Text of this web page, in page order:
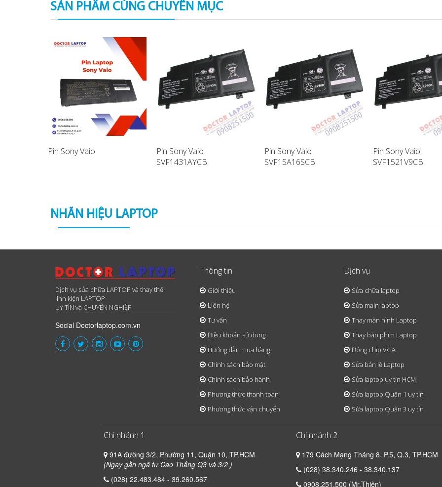
SẢN PHẨM CÙNG CHUYÊN MỤC
Pin Sony Vaio
Pin Sony Vaio
SVF1431AYCB
Pin Sony Vaio
SVF15A16SCB
Pin Sony Vaio
SVF1521V9CB
NHÃN HIỆU LAPTOP
Dịch vụ sửa chữa LAPTOP và thay thế
linh kiện LAPTOP
UY TÍN và CHUYÊN NGHIỆP
Social Doctorlaptop.com.vn
Thông tin
Giới thiệu
Liên hệ
Tư vấn
Điều khoản sử dụng
Hướng dẫn mua hàng
Chính sách bảo mật
Chính sách bảo hành
Phương thức thanh toán
Phương thức vận chuyển
Dịch vụ
Sửa chữa laptop
Sửa main laptop
Thay màn hình Laptop
Thay bàn phím Laptop
Đóng chip VGA
Sửa bản lề Laptop
Sửa laptop uy tín HCM
Sửa laptop Quận 1 uy tín
Sửa laptop Quận 3 uy tín
Chi nhánh 1
91A đường 3/2, Phường 11, Quận 10, TP.HCM
(Ngay gần ngã tư Cao Thắng Q3 và 3/2 )
(028) 22.483.484 - 39.260.567
Chi nhánh 2
179 Cách Mạng Tháng 8, P.5, Q.3, TP.HCM
(028) 38.340.246 - 38.340.137
0908.251.500 (Mr.Thiện)